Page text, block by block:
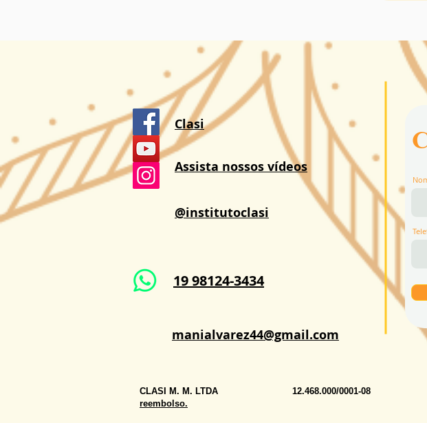
Clasi
Assista nossos vídeos
@institutoclasi
19 98124-3434
manialvarez44@gmail.com
CLASI M. M. LTDA 12.468.000/0001-08
reembolso.